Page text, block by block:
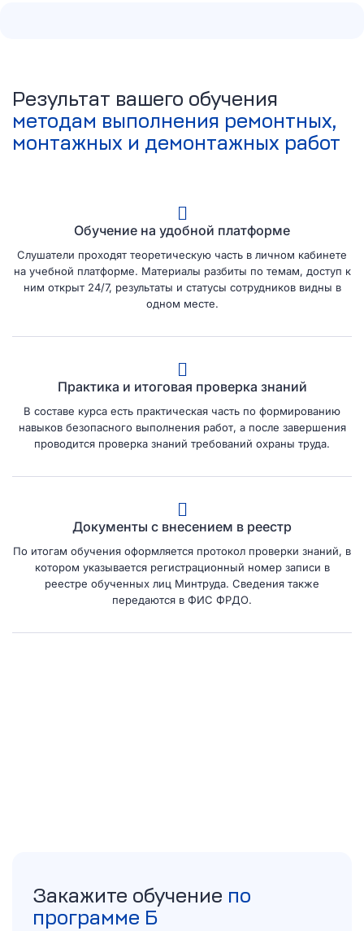
Результат вашего обучения
методам выполнения ремонтных,
монтажных и демонтажных работ
Обучение на удобной платформе
Слушатели проходят теоретическую часть в личном кабинете
на учебной платформе. Материалы разбиты по темам, доступ к
ним открыт 24/7, результаты и статусы сотрудников видны в
одном месте.
Практика и итоговая проверка знаний
В составе курса есть практическая часть по формированию
навыков безопасного выполнения работ, а после завершения
проводится проверка знаний требований охраны труда.
Документы с внесением в реестр
По итогам обучения оформляется протокол проверки знаний, в
котором указывается регистрационный номер записи в
реестре обученных лиц Минтруда. Сведения также
передаются в ФИС ФРДО.
Закажите обучение по
программе Б